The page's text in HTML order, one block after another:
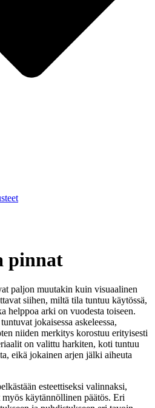
pinnat
paljon muutakin kuin visuaalinen
siihen, miltä tila tuntuu käytössä,
helppoa arki on vuodesta toiseen.
jokaisessa askeleessa,
niiden merkitys korostuu erityisesti
on valittu harkiten, koti tuntuu
eikä jokainen arjen jälki aiheuta
esteettiseksi valinnaksi,
käytännöllinen päätös. Eri